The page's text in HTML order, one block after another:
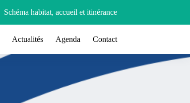
Schéma habitat, accueil et itinérance
Actualités Agenda Contact